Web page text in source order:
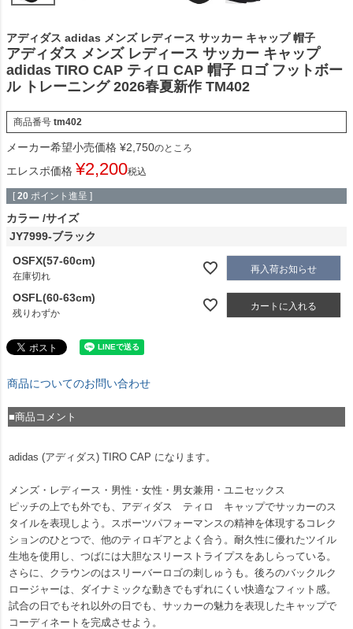
アディダス adidas メンズ レディース サッカー キャップ 帽子
アディダス メンズ レディース サッカー キャップ
adidas TIRO CAP ティロ CAP 帽子 ロゴ フットボー
ル トレーニング 2026春夏新作 TM402
商品番号 tm402
メーカー希望小売価格 ¥2,750のところ
エレスポ価格 ¥2,200税込
[ 20 ポイント進呈 ]
カラー サイズ
JY7999-ブラック
OSFX(57-60cm)
在庫切れ
再入荷お知らせ
OSFL(60-63cm)
残りわずか
カートに入れる
商品についてのお問い合わせ
■商品コメント
adidas (アディダス) TIRO CAP になります。
メンズ・レディース・男性・女性・男女兼用・ユニセックス
ピッチの上でも外でも、アディダス ティロ キャップでサッカーのス
タイルを表現しよう。スポーツパフォーマンスの精神を体現するコレク
ションのひとつで、他のティロギアとよく合う。耐久性に優れたツイル
生地を使用し、つばには大胆なスリーストライプスをあしらっている。
さらに、クラウンのはスリーバーロゴの刺しゅうも。後ろのバックルク
ロージャーは、ダイナミックな動きでもずれにくい快適なフィット感。
試合の日でもそれ以外の日でも、サッカーの魅力を表現したキャップで
コーディネートを完成させよう。